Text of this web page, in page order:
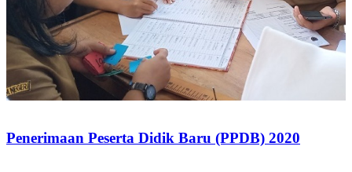
Penerimaan Peserta Didik Baru (PPDB) 2020